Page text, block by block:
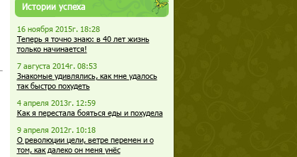
Истории успеха
16 ноября 2015г. 18:28
Теперь я точно знаю: в 40 лет жизнь
только начинается!
7 августа 2014г. 08:53
Знакомые удивлялись, как мне удалось
так быстро похудеть
4 апреля 2013г. 12:59
Как я перестала бояться еды и похудела
9 апреля 2012г. 10:18
О революции цели, ветре перемен и о
том, как далеко он меня унёс